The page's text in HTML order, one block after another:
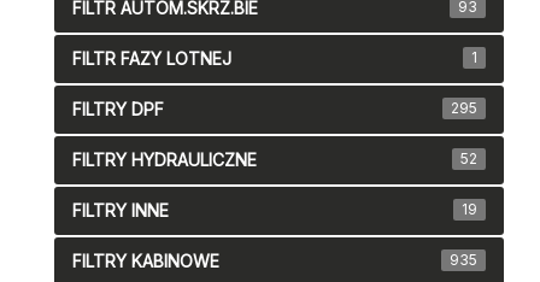
FILTR AUTOM.SKRZ.BIE 93
FILTR FAZY LOTNEJ 1
FILTRY DPF 295
FILTRY HYDRAULICZNE 52
FILTRY INNE 19
FILTRY KABINOWE 935